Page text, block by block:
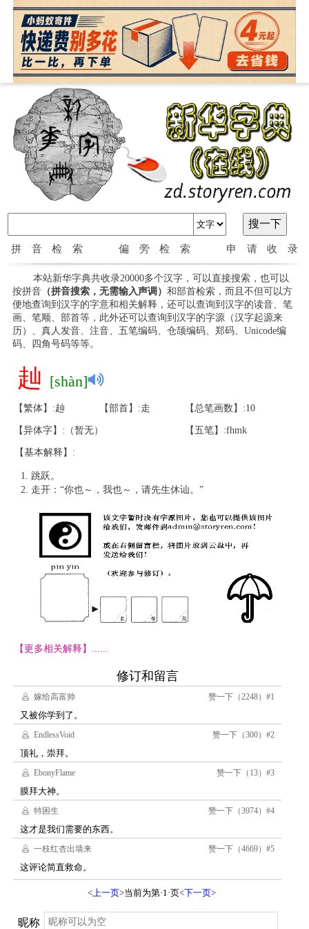
拼音检索 偏旁检索 申请收录
本站新华字典共收录20000多个汉字，可以直接搜索，也可以
按拼音（拼音搜索，无需输入声调） 和部首检索，而且不但可以方
便地查询到汉字的字意和相关解释，还可以查询到汉字的读音、笔
画、笔顺、部首等，此外还可以查询到汉字的字源（汉字起源来
历）、真人发音、注音、五笔编码、仓颉编码、郑码、Unicode编
码、四角号码等等。
赸 [shàn]
【繁体】:赸 【部首】:走 【总笔画数】:10
【异体字】:（暂无） 【五笔】:fhmk
【基本解释】:
跳跃。
走开：“你也～，我也～，请先生休讪。”
【更多相关解释】......